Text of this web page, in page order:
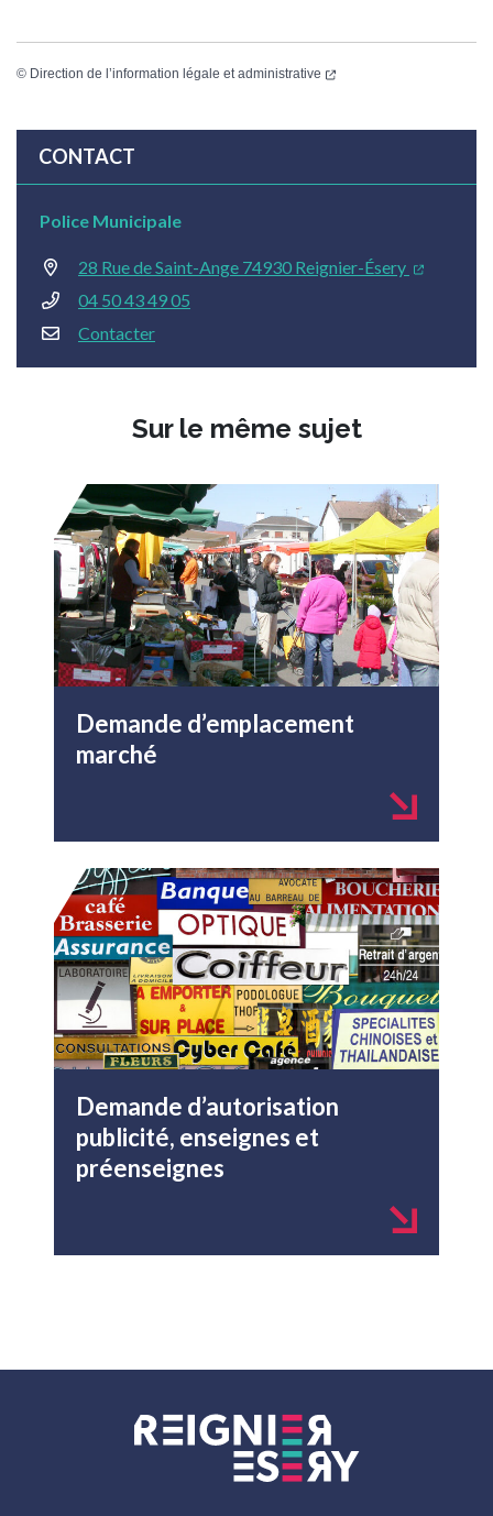
© Direction de l’information légale et administrative
CONTACT
Police Municipale
28 Rue de Saint-Ange 74930 Reignier-Ésery
04 50 43 49 05
Contacter
Sur le même sujet
Demande d’emplacement
marché
Demande d’autorisation
publicité, enseignes et
préenseignes